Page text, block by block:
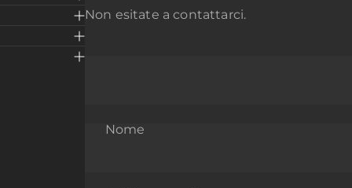
Non esitate a contattarci.
Nome